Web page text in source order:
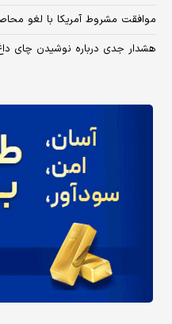
موافقت مشروط آمریکا با لغو
هشدار جدی درباره نوشیدن چای